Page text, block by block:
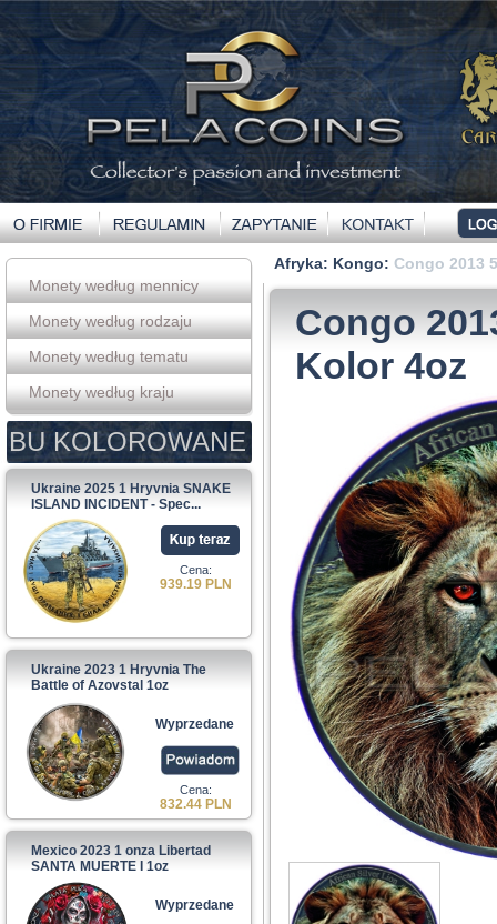
Monety według mennicy
Monety według rodzaju
Monety według tematu
Monety według kraju
BU KOLOROWANE
Ukraine 2025 1 Hryvnia SNAKE
ISLAND INCIDENT - Spec...
Cena:
939.19 PLN
Ukraine 2023 1 Hryvnia The
Battle of Azovstal 1oz
Wyprzedane
Cena:
832.44 PLN
Mexico 2023 1 onza Libertad
SANTA MUERTE I 1oz
Wyprzedane
Afryka: Kongo: Congo 2013
Congo
Kolor 4oz